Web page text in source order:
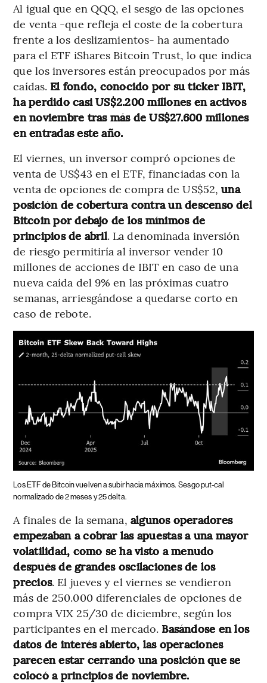
Al igual que en QQQ, el sesgo de las opciones
de venta -que refleja el coste de la cobertura
frente a los deslizamientos- ha aumentado
para el ETF iShares Bitcoin Trust, lo que indica
que los inversores están preocupados por más
caídas. El fondo, conocido por su ticker IBIT,
ha perdido casi US$2.200 millones en activos
en noviembre tras más de US$27.600 millones
en entradas este año.
El viernes, un inversor compró opciones de
venta de US$43 en el ETF, financiadas con la
venta de opciones de compra de US$52,una
posición de cobertura contra un descenso del
Bitcoin por debajo de los mínimos de
principios de abril. La denominada inversión
de riesgo permitiría al inversor vender 10
millones de acciones de IBIT en caso de una
nueva caída del 9% en las próximas cuatro
semanas, arriesgándose a quedarse corto en
caso de rebote.
Los ETF de Bitcoin vuelven a subir hacia máximos. Sesgo put-cal
normalizado de 2 meses y 25 delta.
A finales de la semana, algunos operadores
empezaban a cobrar las apuestas a una mayor
volatilidad, como se ha visto a menudo
después de grandes oscilaciones de los
precios. El jueves y el viernes se vendieron
más de 250.000 diferenciales de opciones de
compra VIX 25/30 de diciembre, según los
participantes en el mercado. Basándose en los
datos de interés abierto, las operaciones
parecen estar cerrando una posición que se
colocó a principios de noviembre.